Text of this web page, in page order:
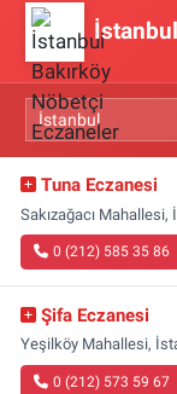
Tuna Eczanesi
Sakızağacı
0 (212) 585 35 86
Şifa Eczanesi
Yeşilköy Mahallesi,
0 (212) 573 59 67